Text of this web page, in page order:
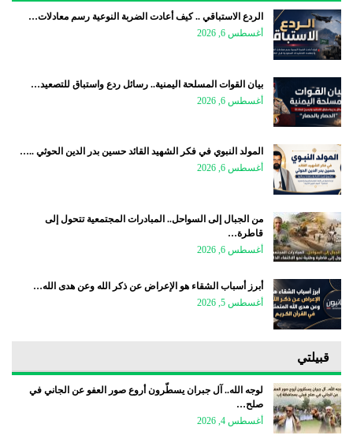
الردع الاستباقي .. كيف أعادت الضربة النوعية رسم معادلات…
أغسطس 6, 2026
بيان القوات المسلحة اليمنية.. رسائل ردع واستباق للتصعيد…
أغسطس 6, 2026
المولد النبوي في فكر الشهيد القائد حسين بدر الدين الحوثي ..…
أغسطس 6, 2026
من الجبال إلى السواحل.. المبادرات المجتمعية تتحول إلى
قاطرة…
أغسطس 6, 2026
أبرز أسباب الشقاء هو الإعراض عن ذكر الله وعن هدى الله…
أغسطس 5, 2026
قبيلتي
لوجه الله.. آل جبران يسطّرون أروع صور العفو عن الجاني في
صلح…
أغسطس 4, 2026